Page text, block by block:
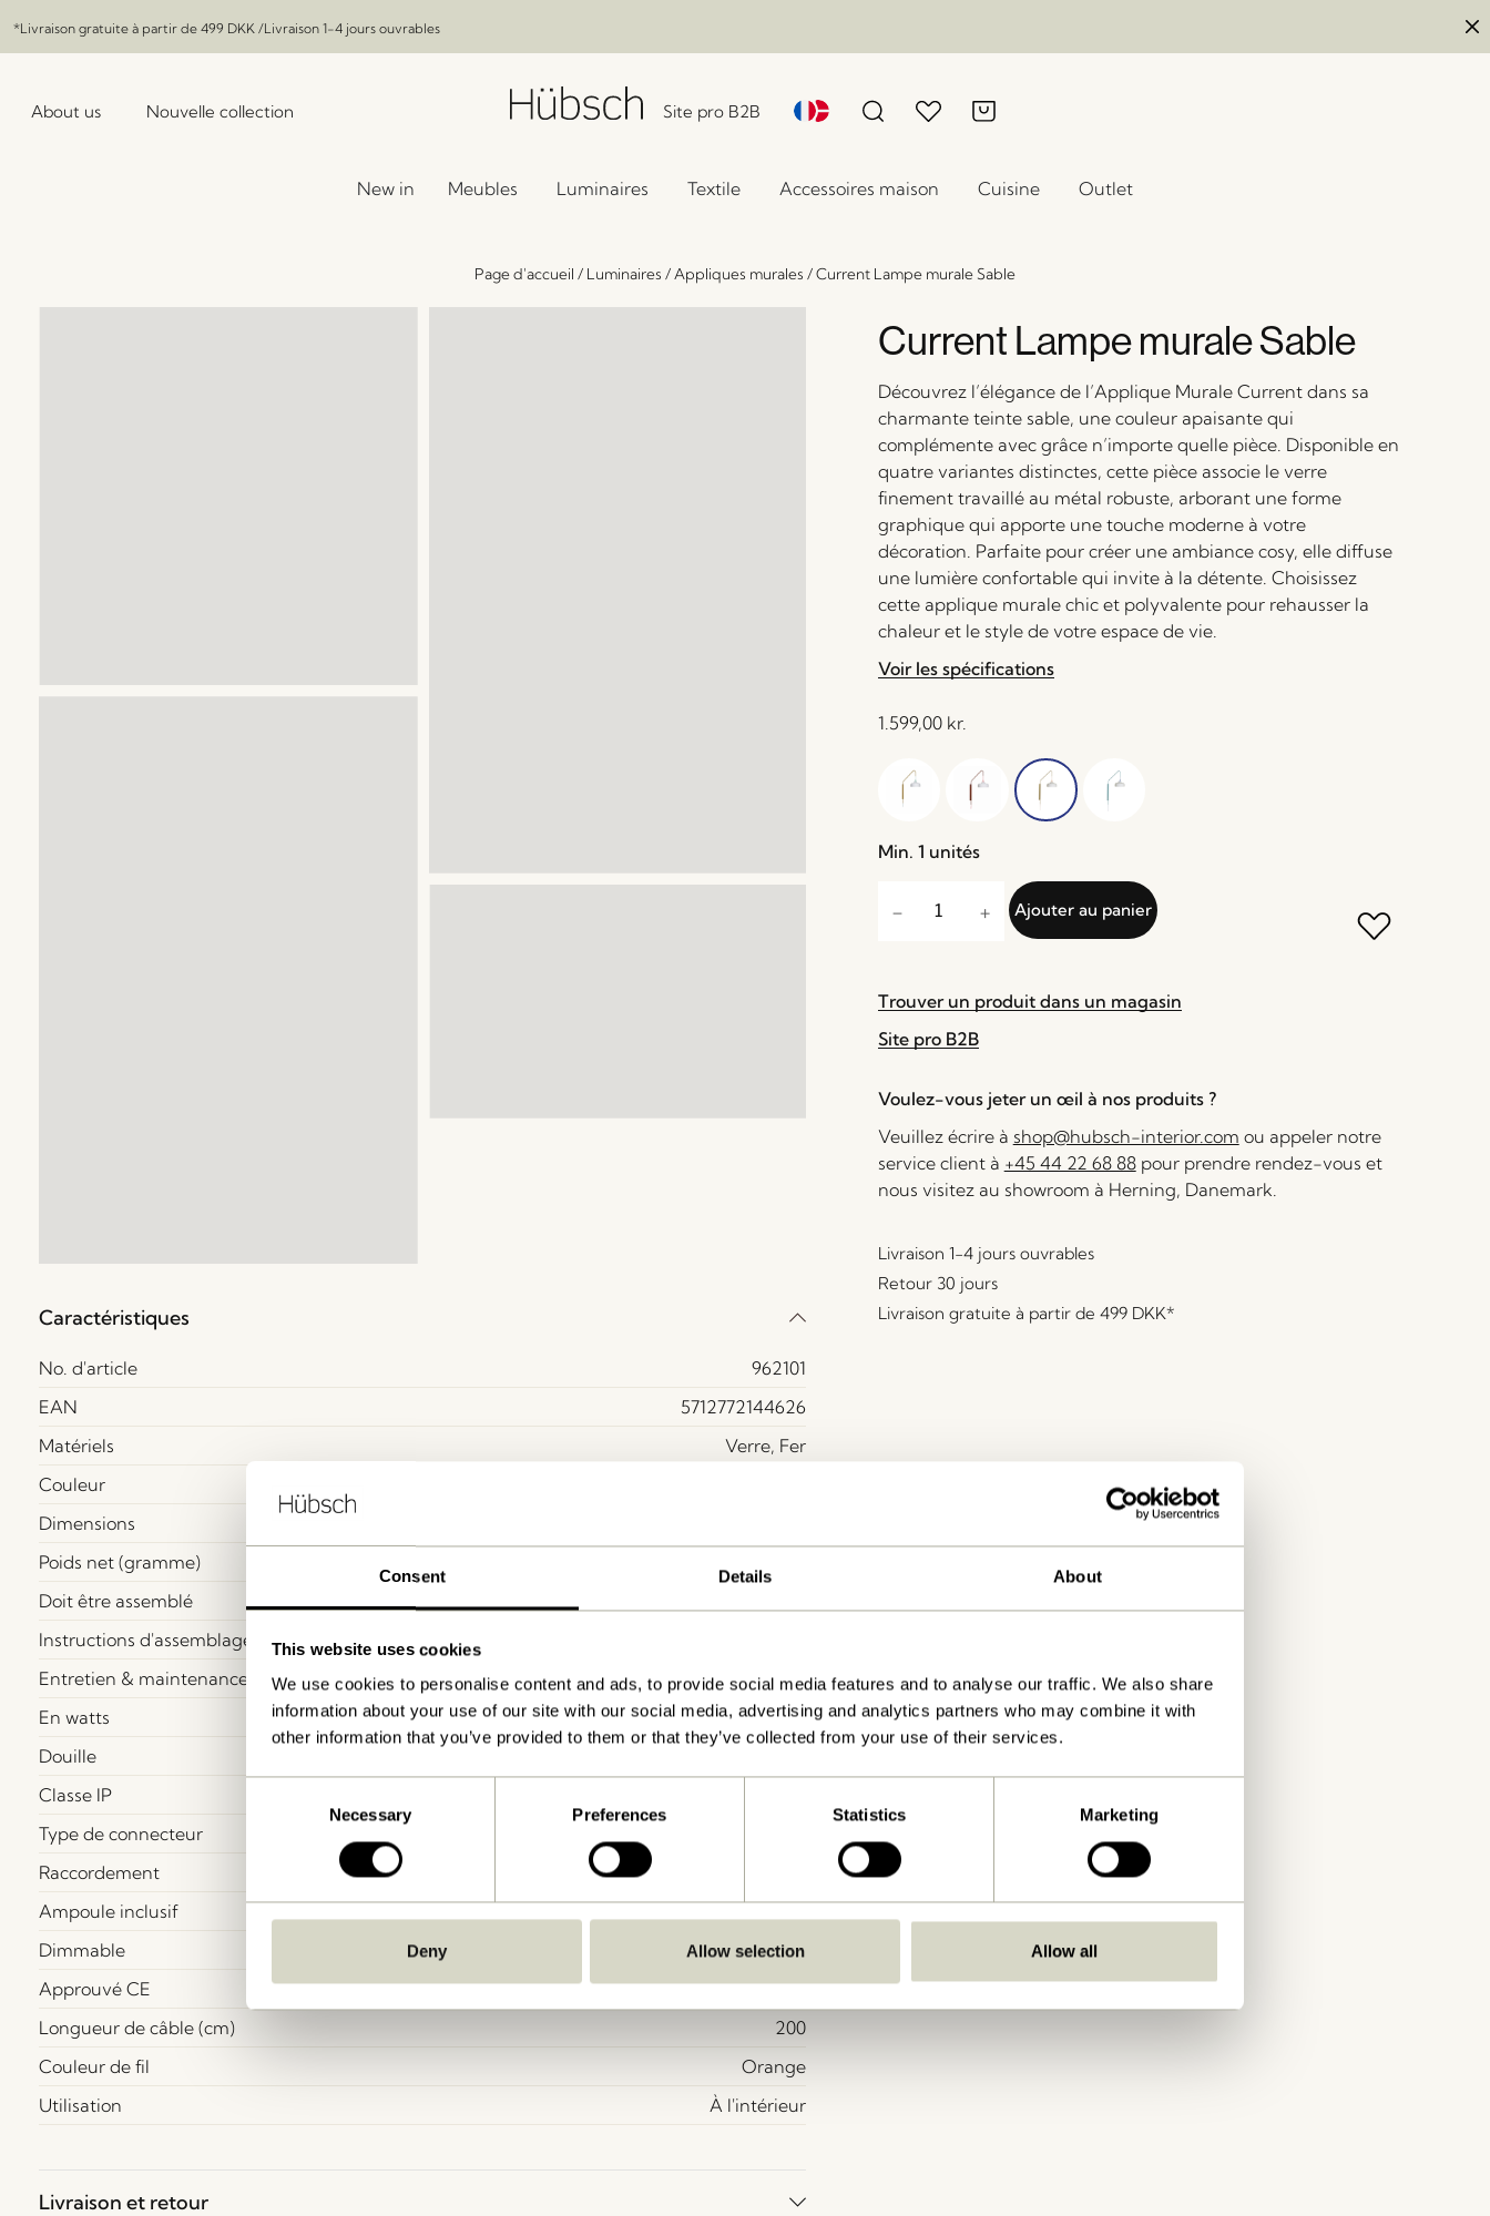
Consent Details About
This website uses cookies
We use cookies to personalise content and ads, to provide social media features and to analyse our traffic. We also share
information about your use of our site with our social media, advertising and analytics partners who may combine it with
other information that you’ve provided to them or that they’ve collected from your use of their services.
Necessary Preferences Statistics Marketing
Deny Allow selection Allow all
*Livraison gratuite à partir de 499 DKK /Livraison 1-4 jours ouvrables
About us Nouvelle collection Site pro B2B
New in Meubles Luminaires Textile Accessoires maison Cuisine Outlet
Page d'accueil / Luminaires / Appliques murales /Current Lampe murale Sable
Caractéristiques
No. d'article
962101
EAN
5712772144626
Matériels
Verre, Fer
Couleur
Dimensions
Poids net (gramme)
Doit être assemblé
Instructions d'assemblage
Entretien & maintenance
Voir les instructions
En watts
6,0
Douille
Classe IP
Type de connecteur
Raccordement
Avec câble / connecteur
Ampoule inclusif
Non
Dimmable
Non
Approuvé CE
Oui
Longueur de câble (cm)
200
Couleur de fil
Orange
Utilisation
À l'intérieur
Livraison et retour
Current Lampe murale Sable
Découvrez l’élégance de l’Applique Murale Current dans sa
charmante teinte sable, une couleur apaisante qui
complémente avec grâce n’importe quelle pièce. Disponible en
quatre variantes distinctes, cette pièce associe le verre
finement travaillé au métal robuste, arborant une forme
graphique qui apporte une touche moderne à votre
décoration. Parfaite pour créer une ambiance cosy, elle diffuse
une lumière confortable qui invite à la détente. Choisissez
cette applique murale chic et polyvalente pour rehausser la
chaleur et le style de votre espace de vie.
Voir les spécifications
1.599,00 kr.
Min. 1 unités
Ajouter au panier
Trouver un produit dans un magasin
Site pro B2B
Voulez-vous jeter un œil à nos produits ?
Veuillez écrire à shop@hubsch-interior.com ou appeler notre
service client à +45 44 22 68 88pour prendre rendez-vous et
nous visitez au showroom à Herning, Danemark.
Livraison 1-4 jours ouvrables
Retour 30 jours
Livraison gratuite à partir de 499 DKK*